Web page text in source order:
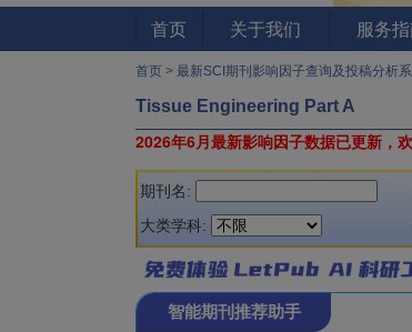
首页 关于我们 服务
首页 > 最新SCI期刊影响因子查询及投稿分析
Tissue Engineering Part A
2026年6月最新影响因子数据已更新，欢
期刊名:
大类学科:
智能期刊推荐助手